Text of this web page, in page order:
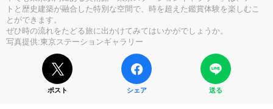
トと歴史建築が融合した特別な空間で、時を超えた鑑賞体験を楽しむこ
とができます。
ぜひ時の流れをたどる旅に出かけてみてはいかがでしょうか。
写真提供:東京ステーションギャラリー
ポスト シェア 送る